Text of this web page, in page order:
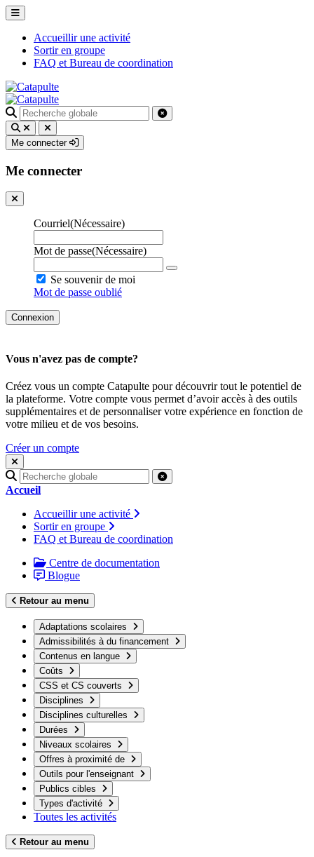
Accueillir une activité
Sortir en groupe
FAQ et Bureau de coordination
Recherche
pour
:
Me connecter
Me connecter
Courriel(Nécessaire)
Mot de passe(Nécessaire)
Se souvenir de moi
Mot de passe oublié
Vous n'avez pas de compte?
Créez vous un compte Catapulte pour découvrir tout le potentiel de
la plateforme. Votre compte vous permet d’avoir accès à des outils
supplémentaires et de personnaliser votre expérience en fonction de
votre milieu et de vos besoins.
Créer un compte
Recherche
pour
Accueil
Accueillir une activité
Sortir en groupe
FAQ et Bureau de coordination
Centre de documentation
Blogue
Retour au menu
Adaptations scolaires
Admissibilités à du financement
Contenus en langue
Coûts
CSS et CS couverts
Disciplines
Disciplines culturelles
Durées
Niveaux scolaires
Offres à proximité de
Outils pour l'enseignant
Publics cibles
Types d'activité
Toutes les activités
Retour au menu